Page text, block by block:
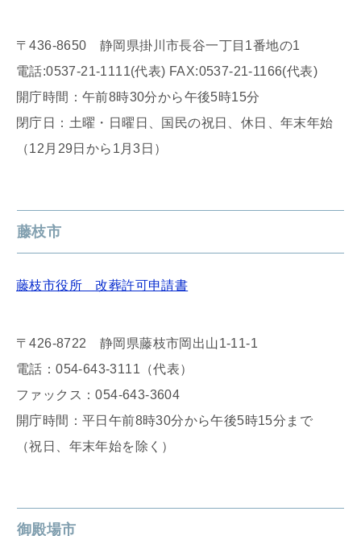
〒436-8650 静岡県掛川市長谷一丁目1番地の1
電話:0537-21-1111(代表) FAX:0537-21-1166(代表)
開庁時間：午前8時30分から午後5時15分
閉庁日：土曜・日曜日、国民の祝日、休日、年末年始
（12月29日から1月3日）
藤枝市
藤枝市役所 改葬許可申請書
〒426-8722 静岡県藤枝市岡出山1-11-1
電話：054-643-3111（代表）
ファックス：054-643-3604
開庁時間：平日午前8時30分から午後5時15分まで
（祝日、年末年始を除く）
御殿場市